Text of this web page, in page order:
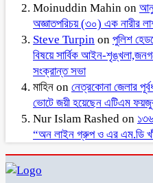
Moinuddin Mahin on
অজ্ঞাতপরিচয় (৩০) এক নারীর
Steve Turpin on পুলিশ
বিষয়ে সার্বিক আইন-
সংক্রান্ত সভা
মাহিন on নেত্রকোনা জেলার
ভোটে জয়ী হয়েছেন এটিএম
Nur Islam Rashed on
“অন লাইন গ্রুপ ও এর এম.ডি